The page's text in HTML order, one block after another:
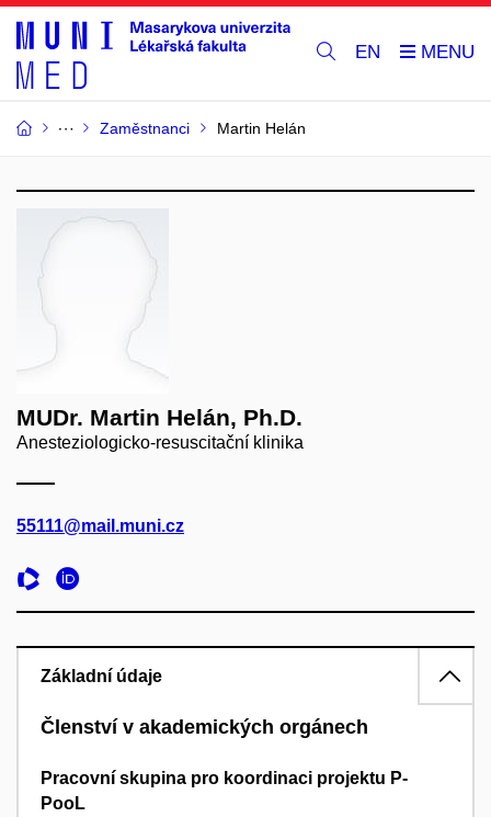
EN
Zaměstnanci Martin Helán
MUDr. Martin Helán, Ph.D.
Anesteziologicko-resuscitační klinika
55111@mail.muni.cz
Základní údaje
Členství v akademických orgánech
Pracovní skupina pro koordinaci projektu P-
PooL